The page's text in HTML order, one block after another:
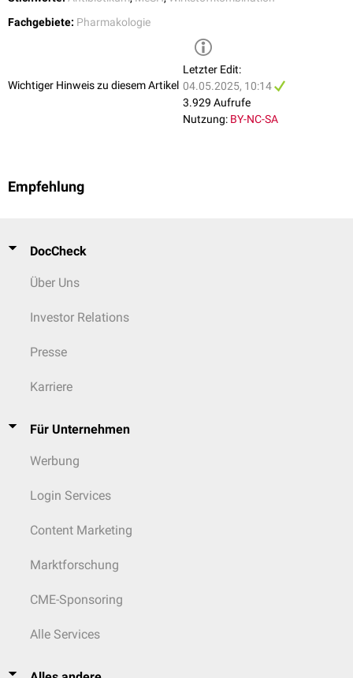
Fachgebiete: Pharmakologie
Wichtiger Hinweis zu diesem Artikel
Letzter Edit:
04.05.2025, 10:14
3.929 Aufrufe
Nutzung: BY-NC-SA
Empfehlung
DocCheck
Über Uns
Investor Relations
Presse
Karriere
Für Unternehmen
Werbung
Login Services
Content Marketing
Marktforschung
CME-Sponsoring
Alle Services